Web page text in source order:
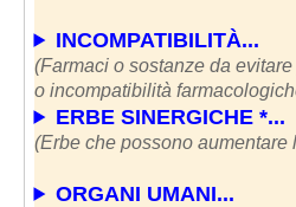
INCOMPATIBILITÀ...
(Farmaci o sostanze da
o incompatibilità
ERBE SINERGICHE *...
(Erbe che possono aumentare
ORGANI UMANI...